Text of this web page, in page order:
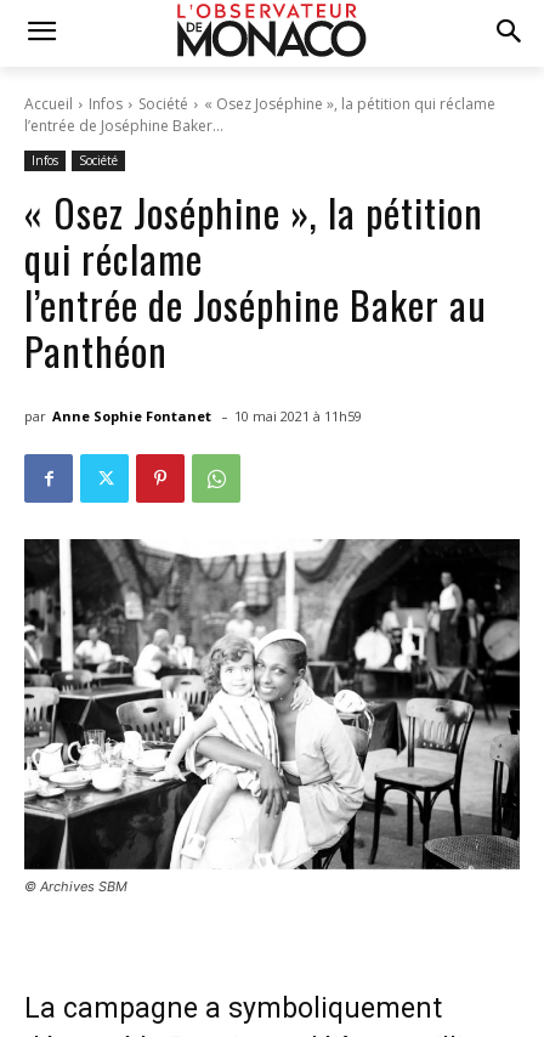
Accueil Infos Société
« Osez Joséphine », la pétition qui réclame
l’entrée de Joséphine Baker...
Infos Société
« Osez Joséphine », la pétition
qui réclame
l’entrée de Joséphine Baker au
Panthéon
par Anne Sophie Fontanet - 10 mai 2021 à 11h59
© Archives SBM
La campagne a symboliquement